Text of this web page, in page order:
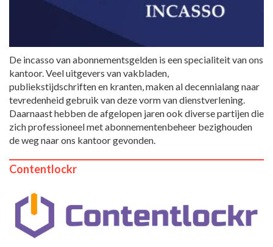
De incasso van abonnementsgelden is een specialiteit van ons
kantoor. Veel uitgevers van vakbladen,
publiekstijdschriften en kranten, maken al decennialang naar
tevredenheid gebruik van deze vorm van dienstverlening.
Daarnaast hebben de afgelopen jaren ook diverse partijen die
zich professioneel met abonnementenbeheer bezighouden
de weg naar ons kantoor gevonden.
Contentlockr